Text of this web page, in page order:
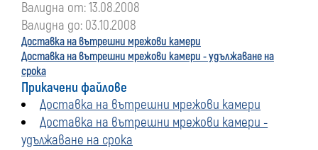
Валидна от: 13.08.2008
Валидна до: 03.10.2008
Доставка на вътрешни мрежови камери
Доставка на вътрешни мрежови камери - удължаване на
срока
Прикачени файлове
Доставка на вътрешни мрежови камери
Доставка на вътрешни мрежови камери -
удължаване на срока